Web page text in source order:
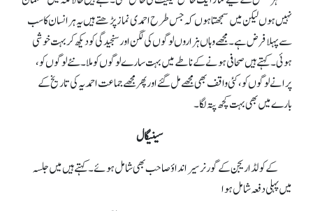
نہیں ہوں لیکن میں سمجھتا ہوں کہ جس طرح احمدی نماز پڑھتے ہیں یہ ہر انسان کا سب
سے پہلا فرض ہے۔ مجھے وہاں ہزاروں لوگوں کی لگن اور سنجیدگی کو دیکھ کر بہت خوشی
ہوئی۔ کہتے ہیں صحافی ہونے کے ناطے میں بہت سارے لوگوں کو ملا۔ نئے لوگوں کو،
پرانے لوگوں کو ،کئی واقف بھی مجھے مل گئے اور پھر مجھے جماعت احمدیہ کی تاریخ کے
بارے میں بھی بہت کچھ پتہ لگا۔
سینیگال
کے کولڈا ریجن کے گورنر سیرانداؤ صاحب بھی شامل ہوئے۔ کہتے ہیں میں جلسہ
میں پہلی دفعہ شامل ہوا